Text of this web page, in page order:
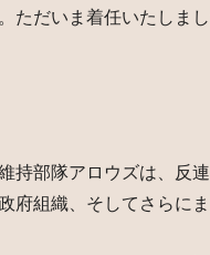
ただいま着任いたしまし
持部隊アロウズは、反
組織、そしてさらに